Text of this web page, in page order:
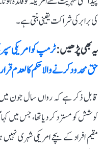
کی برابر کی شراکت یقینی بنتی ہے۔
یہ بھی پڑھیں :ٹرمپ کو امریکی
حق محدود کرنے والا حکم کالعدم قرار
قابل ذکر ہے کہ رواں سال جون
کوشش کو مسترد کر دیا تھا، جس میں کہا
مقیم افراد کے بچے امریکی شہری